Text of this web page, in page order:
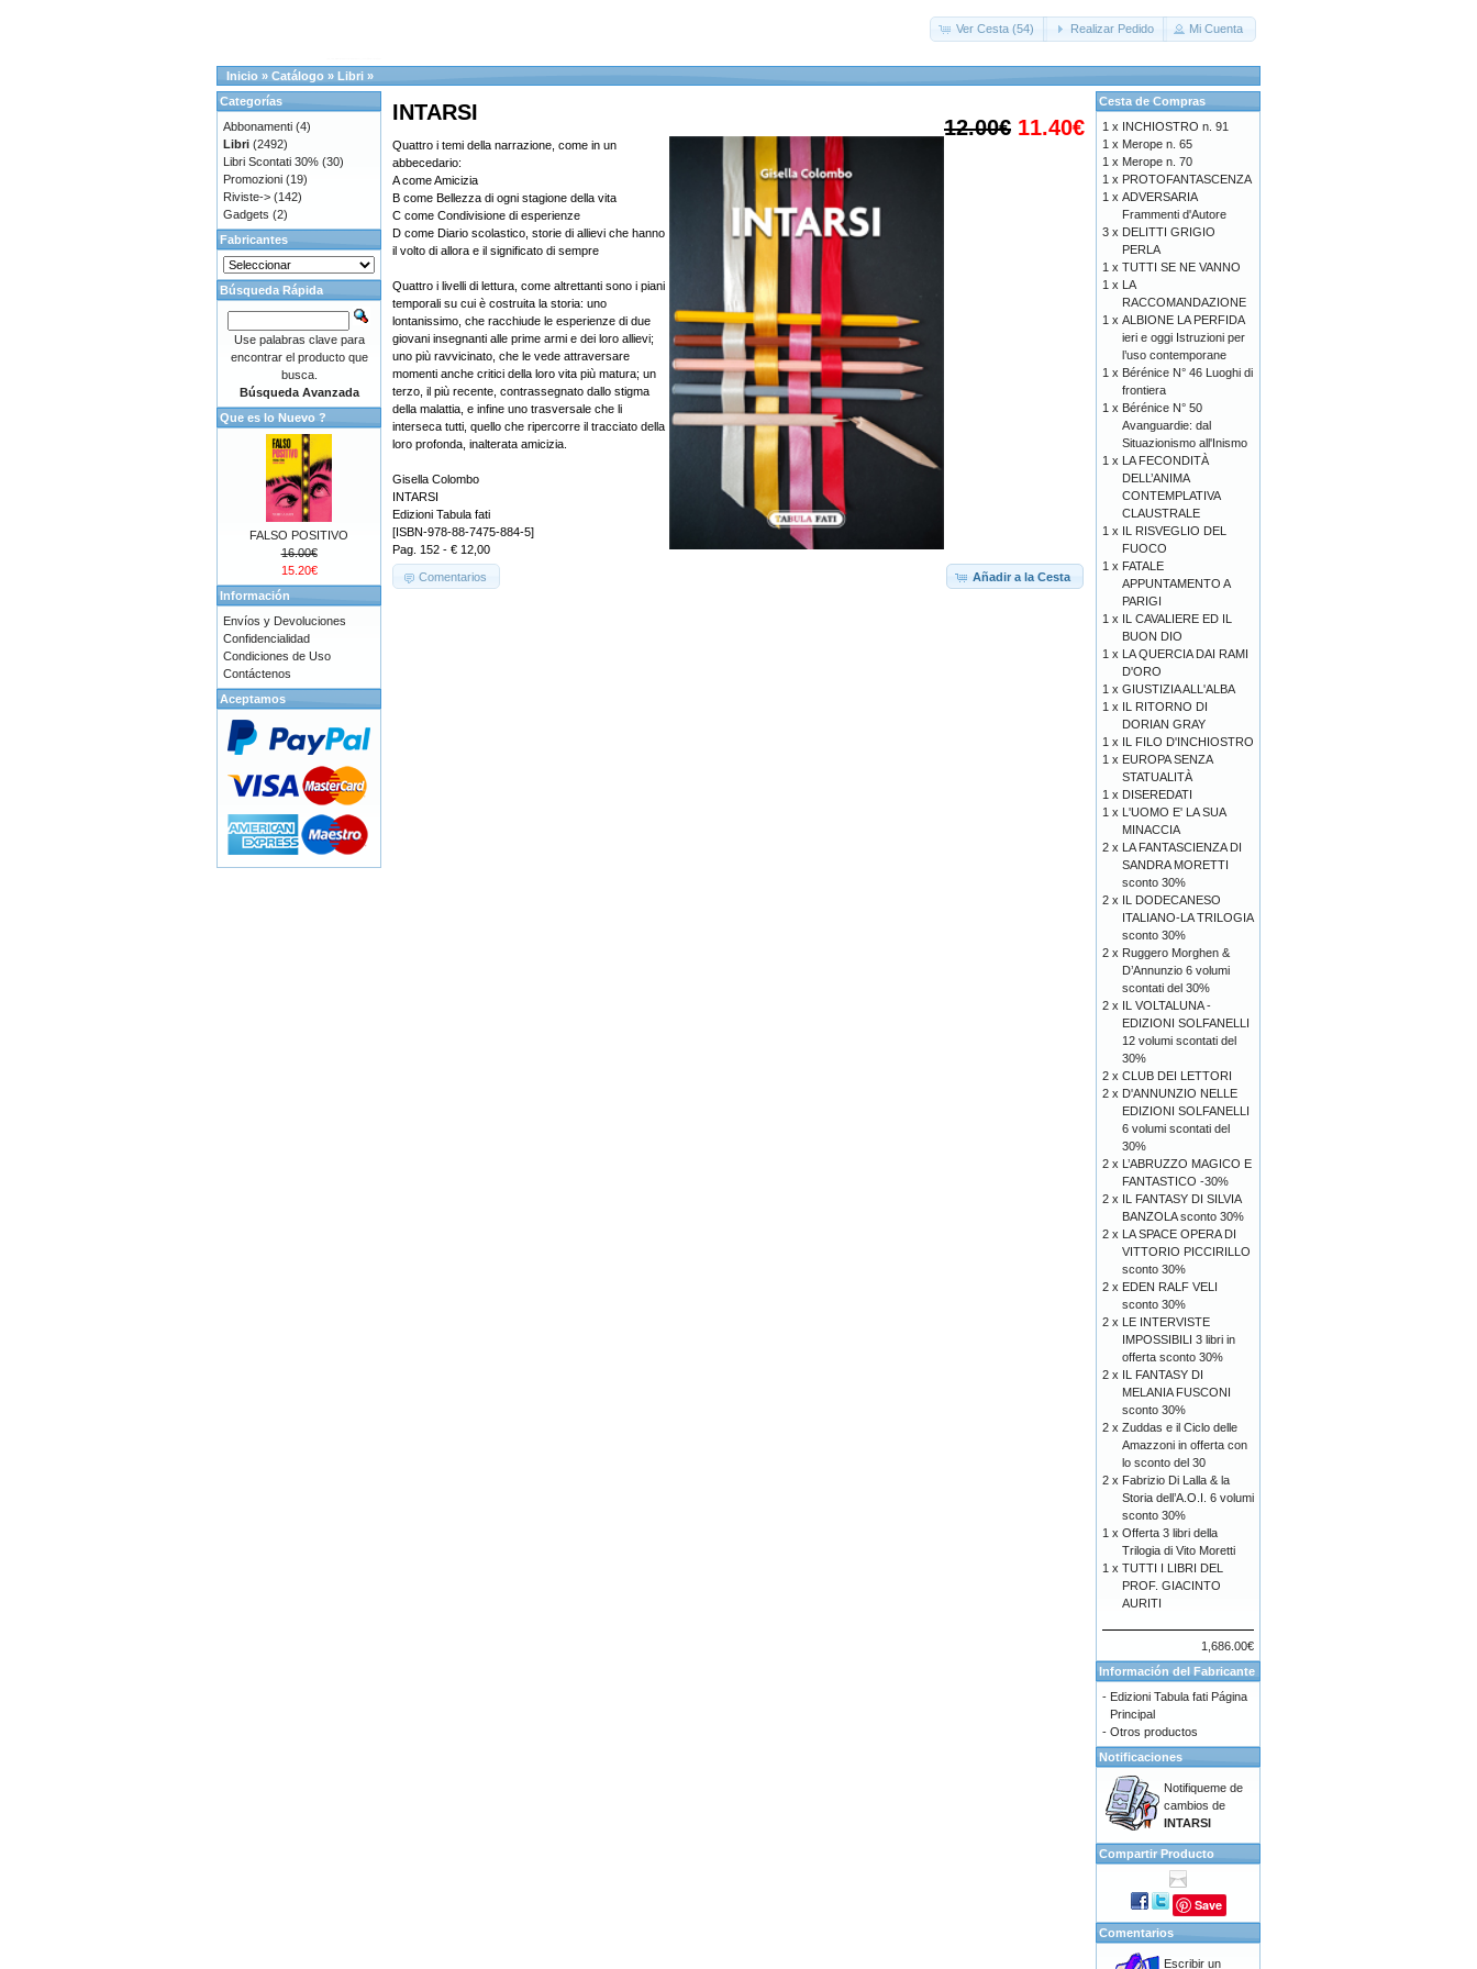
Ver Cesta (54) Realizar Pedido Mi Cuenta
Inicio » Catálogo » Libri »
12.00€ 11.40€
INTARSI
Quattro i temi della narrazione, come in un
abbecedario:
A come Amicizia
B come Bellezza di ogni stagione della vita
C come Condivisione di esperienze
D come Diario scolastico, storie di allievi che hanno
il volto di allora e il significato di sempre
Quattro i livelli di lettura, come altrettanti sono i piani
temporali su cui è costruita la storia: uno
lontanissimo, che racchiude le esperienze di due
giovani insegnanti alle prime armi e dei loro allievi;
uno più ravvicinato, che le vede attraversare
momenti anche critici della loro vita più matura; un
terzo, il più recente, contrassegnato dallo stigma
della malattia, e infine uno trasversale che li
interseca tutti, quello che ripercorre il tracciato della
loro profonda, inalterata amicizia.
Gisella Colombo
INTARSI
Edizioni Tabula fati
[ISBN-978-88-7475-884-5]
Pag. 152 - € 12,00
Añadir a la Cesta
Comentarios
Categorías
Abbonamenti (4)
Libri (2492)
Libri Scontati 30% (30)
Promozioni (19)
Riviste-> (142)
Gadgets (2)
Fabricantes
Búsqueda Rápida
Use palabras clave para
encontrar el producto que
busca.
Búsqueda Avanzada
Que es lo Nuevo ?
FALSO POSITIVO
16.00€
15.20€
Información
Envíos y Devoluciones
Confidencialidad
Condiciones de Uso
Contáctenos
Aceptamos
Cesta de Compras
1 x INCHIOSTRO n. 91
1 x Merope n. 65
1 x Merope n. 70
1 x PROTOFANTASCENZA
1 x ADVERSARIA
Frammenti d'Autore
3 x DELITTI GRIGIO
PERLA
1 x TUTTI SE NE VANNO
1 x LA
RACCOMANDAZIONE
1 x ALBIONE LA PERFIDA
ieri e oggi Istruzioni per
l’uso contemporane
1 x Bérénice N° 46 Luoghi di
frontiera
1 x Bérénice N° 50
Avanguardie: dal
Situazionismo all'Inismo
1 x LA FECONDITÀ
DELL’ANIMA
CONTEMPLATIVA
CLAUSTRALE
1 x IL RISVEGLIO DEL
FUOCO
1 x FATALE
APPUNTAMENTO A
PARIGI
1 x IL CAVALIERE ED IL
BUON DIO
1 x LA QUERCIA DAI RAMI
D'ORO
1 x GIUSTIZIA ALL'ALBA
1 x IL RITORNO DI
DORIAN GRAY
1 x IL FILO D'INCHIOSTRO
1 x EUROPA SENZA
STATUALITÀ
1 x DISEREDATI
1 x L'UOMO E' LA SUA
MINACCIA
2 x LA FANTASCIENZA DI
SANDRA MORETTI
sconto 30%
2 x IL DODECANESO
ITALIANO-LA TRILOGIA
sconto 30%
2 x Ruggero Morghen &
D’Annunzio 6 volumi
scontati del 30%
2 x IL VOLTALUNA -
EDIZIONI SOLFANELLI
12 volumi scontati del
30%
2 x CLUB DEI LETTORI
2 x D'ANNUNZIO NELLE
EDIZIONI SOLFANELLI
6 volumi scontati del
30%
2 x L’ABRUZZO MAGICO E
FANTASTICO -30%
2 x IL FANTASY DI SILVIA
BANZOLA sconto 30%
2 x LA SPACE OPERA DI
VITTORIO PICCIRILLO
sconto 30%
2 x EDEN RALF VELI
sconto 30%
2 x LE INTERVISTE
IMPOSSIBILI 3 libri in
offerta sconto 30%
2 x IL FANTASY DI
MELANIA FUSCONI
sconto 30%
2 x Zuddas e il Ciclo delle
Amazzoni in offerta con
lo sconto del 30
2 x Fabrizio Di Lalla & la
Storia dell’A.O.I. 6 volumi
sconto 30%
1 x Offerta 3 libri della
Trilogia di Vito Moretti
1 x TUTTI I LIBRI DEL
PROF. GIACINTO
AURITI
1,686.00€
Información del Fabricante
- Edizioni Tabula fati Página
Principal
- Otros productos
Notificaciones
Notifiqueme de
cambios de
INTARSI
Compartir Producto
Save
Comentarios
Escribir un